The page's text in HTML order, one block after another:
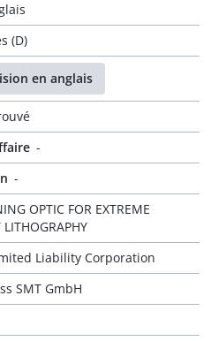
(D)
en anglais
-
-
OPTIC FOR EXTREME
LITHOGRAPHY
Liability Corporation
SMT GmbH